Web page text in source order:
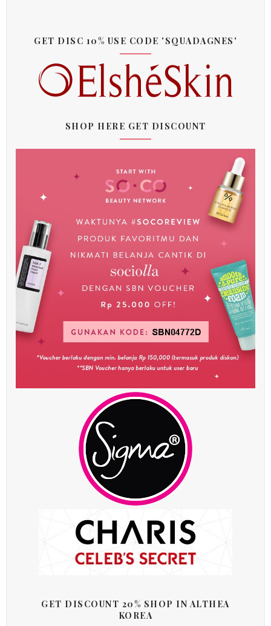
GET DISC 10% USE CODE 'SQUADAGNES'
SHOP HERE GET DISCOUNT
GET DISCOUNT 20% SHOP IN ALTHEA
KOREA